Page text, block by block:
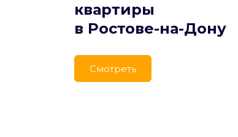
квартиры
в Ростове-на-Дону
Cмотреть